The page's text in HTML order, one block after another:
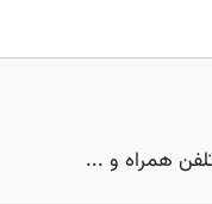
تلفن همراه و ...